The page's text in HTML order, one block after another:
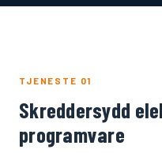
TJENESTE 01
Skreddersydd
programvare